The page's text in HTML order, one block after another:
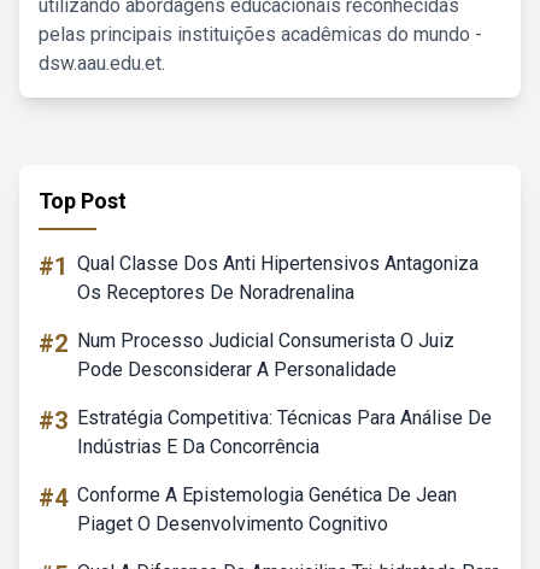
utilizando abordagens educacionais reconhecidas
pelas principais instituições acadêmicas do mundo -
dsw.aau.edu.et.
Top Post
#1 Qual Classe Dos Anti Hipertensivos Antagoniza
Os Receptores De Noradrenalina
#2 Num Processo Judicial Consumerista O Juiz
Pode Desconsiderar A Personalidade
#3 Estratégia Competitiva: Técnicas Para Análise De
Indústrias E Da Concorrência
#4 Conforme A Epistemologia Genética De Jean
Piaget O Desenvolvimento Cognitivo